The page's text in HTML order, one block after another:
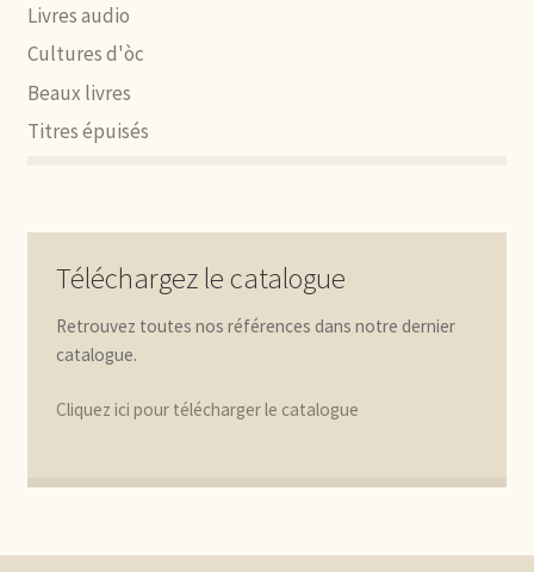
Livres audio
Cultures d'òc
Beaux livres
Titres épuisés
Téléchargez le catalogue
Retrouvez toutes nos références dans notre dernier
catalogue.
Cliquez ici pour télécharger le catalogue